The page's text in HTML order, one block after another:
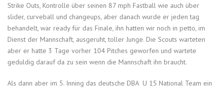
Strike Outs, Kontrolle über seinen 87 mph Fastball wie auch über
slider, curveball und changeups, aber danach wurde er jeden tag
behandelt, war ready für das Finale, ihn hatten wir noch in petto, im
Dienst der Mannschaft, ausgeruht, toller Junge. Die Scouts warteten
aber er hatte 3 Tage vorher 104 Pitches geworfen und wartete
geduldig darauf da zu sein wenn die Mannschaft ihn braucht.
Als dann aber im 5. Inning das deutsche DBA U 15 National Team ein